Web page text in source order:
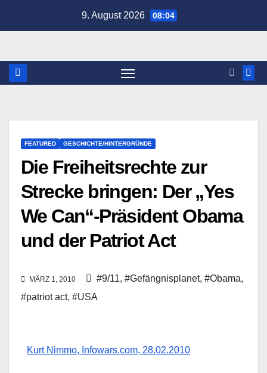
9. August 2026 08:04
FEATURED GESCHICHTE/HINTERGRÜNDE
Die Freiheitsrechte zur
Strecke bringen: Der „Yes
We Can“-Präsident Obama
und der Patriot Act
MÄRZ 1, 2010 #9/11, #Gefängnisplanet, #Obama,
#patriot act, #USA
Kurt Nimmo, Infowars.com, 28.02.2010